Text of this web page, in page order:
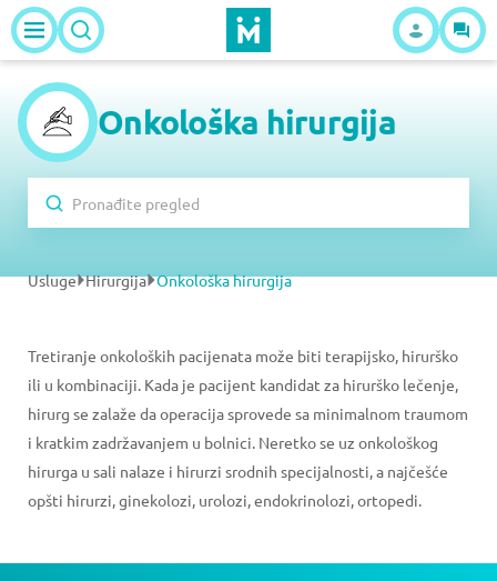
Onkološka hirurgija
Usluge Hirurgija Onkološka hirurgija
Tretiranje onkoloških pacijenata može biti terapijsko, hirurško
ili u kombinaciji. Kada je pacijent kandidat za hirurško lečenje,
hirurg se zalaže da operacija sprovede sa minimalnom traumom
i kratkim zadržavanjem u bolnici. Neretko se uz onkološkog
hirurga u sali nalaze i hirurzi srodnih specijalnosti, a najčešće
opšti hirurzi, ginekolozi, urolozi, endokrinolozi, ortopedi.